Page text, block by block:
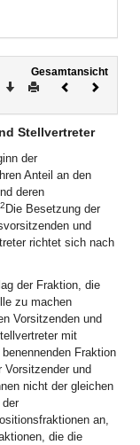
Gesamtansicht
Download
DruckenVorheriges
Stellvertreter
der
Anteil an den
deren
2 Die Besetzung der
und
richtet sich nach
der Fraktion, die
zu machen
Vorsitzenden und
mit
Fraktion
Vorsitzender und
nicht der gleichen
der
an,
die die